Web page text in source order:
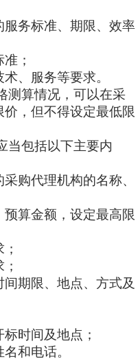
服务标准、期限、效率
；
、服务等要求。
测算情况，可以在采
，但不得设定最低限
当包括以下主要内
购代理机构的名称、
预算金额，设定最高限
间期限、地点、方式及
时间及地点；
和电话。